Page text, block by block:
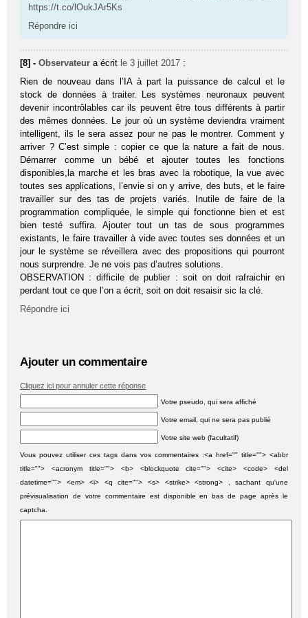
https://t.co/lOukJAr5Ks
Répondre ici
[8] -Observateur a écrit le 3 juillet 2017 :
Rien de nouveau dans l’IA à part la puissance de calcul et le
stock de données à traiter. Les systèmes neuronaux peuvent
devenir incontrôlables car ils peuvent être tous différents à partir
des mêmes données. Le jour où un système deviendra vraiment
intelligent, ils le sera assez pour ne pas le montrer. Comment y
arriver ? C’est simple : copier ce que la nature a fait de nous.
Démarrer comme un bébé et ajouter toutes les fonctions
disponibles,la marche et les bras avec la robotique, la vue avec
toutes ses applications, l’envie si on y arrive, des buts, et le faire
travailler sur des tas de projets variés. Inutile de faire de la
programmation compliquée, le simple qui fonctionne bien et est
bien testé suffira. Ajouter tout un tas de sous programmes
existants, le faire travailler à vide avec toutes ses données et un
jour le système se réveillera avec des propositions qui pourront
nous surprendre. Je ne vois pas d’autres solutions.
OBSERVATION : difficile de publier : soit on doit rafraichir en
perdant tout ce que l’on a écrit, soit on doit resaisir sic la clé.
Répondre ici
Ajouter un commentaire
Cliquez ici pour annuler cette réponse
Votre pseudo, qui sera affiché
Votre email, qui ne sera pas publié
Votre site web (facultatif)
Vous pouvez utiliser ces tags dans vos commentaires :<a href="" title=""> <abbr
title=""> <acronym title=""> <b> <blockquote cite=""> <cite> <code> <del
datetime=""> <em> <i> <q cite=""> <s> <strike> <strong> , sachant qu'une
prévisualisation de votre commentaire est disponible en bas de page après le
captcha.